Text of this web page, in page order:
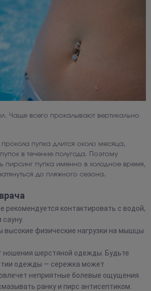
Чаще всего прокалывают вертикально
пупка длится около месяца,
в течение полугода. Поэтому
пирсинг пупка именно в холодное время,
до пляжного сезона.
рекомендуется контактировать с водой,
высокие физические нагрузки на мышцы
ношения шерстяной одежды. Будьте
одежды — сережка может
неприятные болевые ощущения.
ранку и пирс антисептиком.